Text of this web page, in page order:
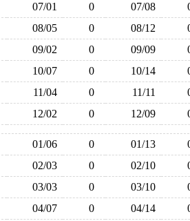
07/01 0 07/08
08/05 0 08/12
09/02 0 09/09
10/07 0 10/14
11/04 0 11/11
12/02 0 12/09
01/06 0 01/13
02/03 0 02/10
03/03 0 03/10
04/07 0 04/14